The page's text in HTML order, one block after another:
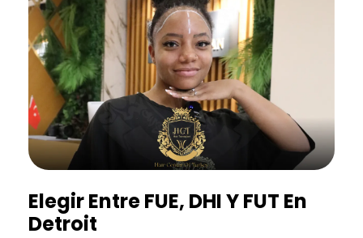
Elegir Entre FUE, DHI Y FUT En
Detroit